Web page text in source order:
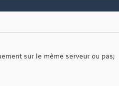
sur le même serveur ou pas;